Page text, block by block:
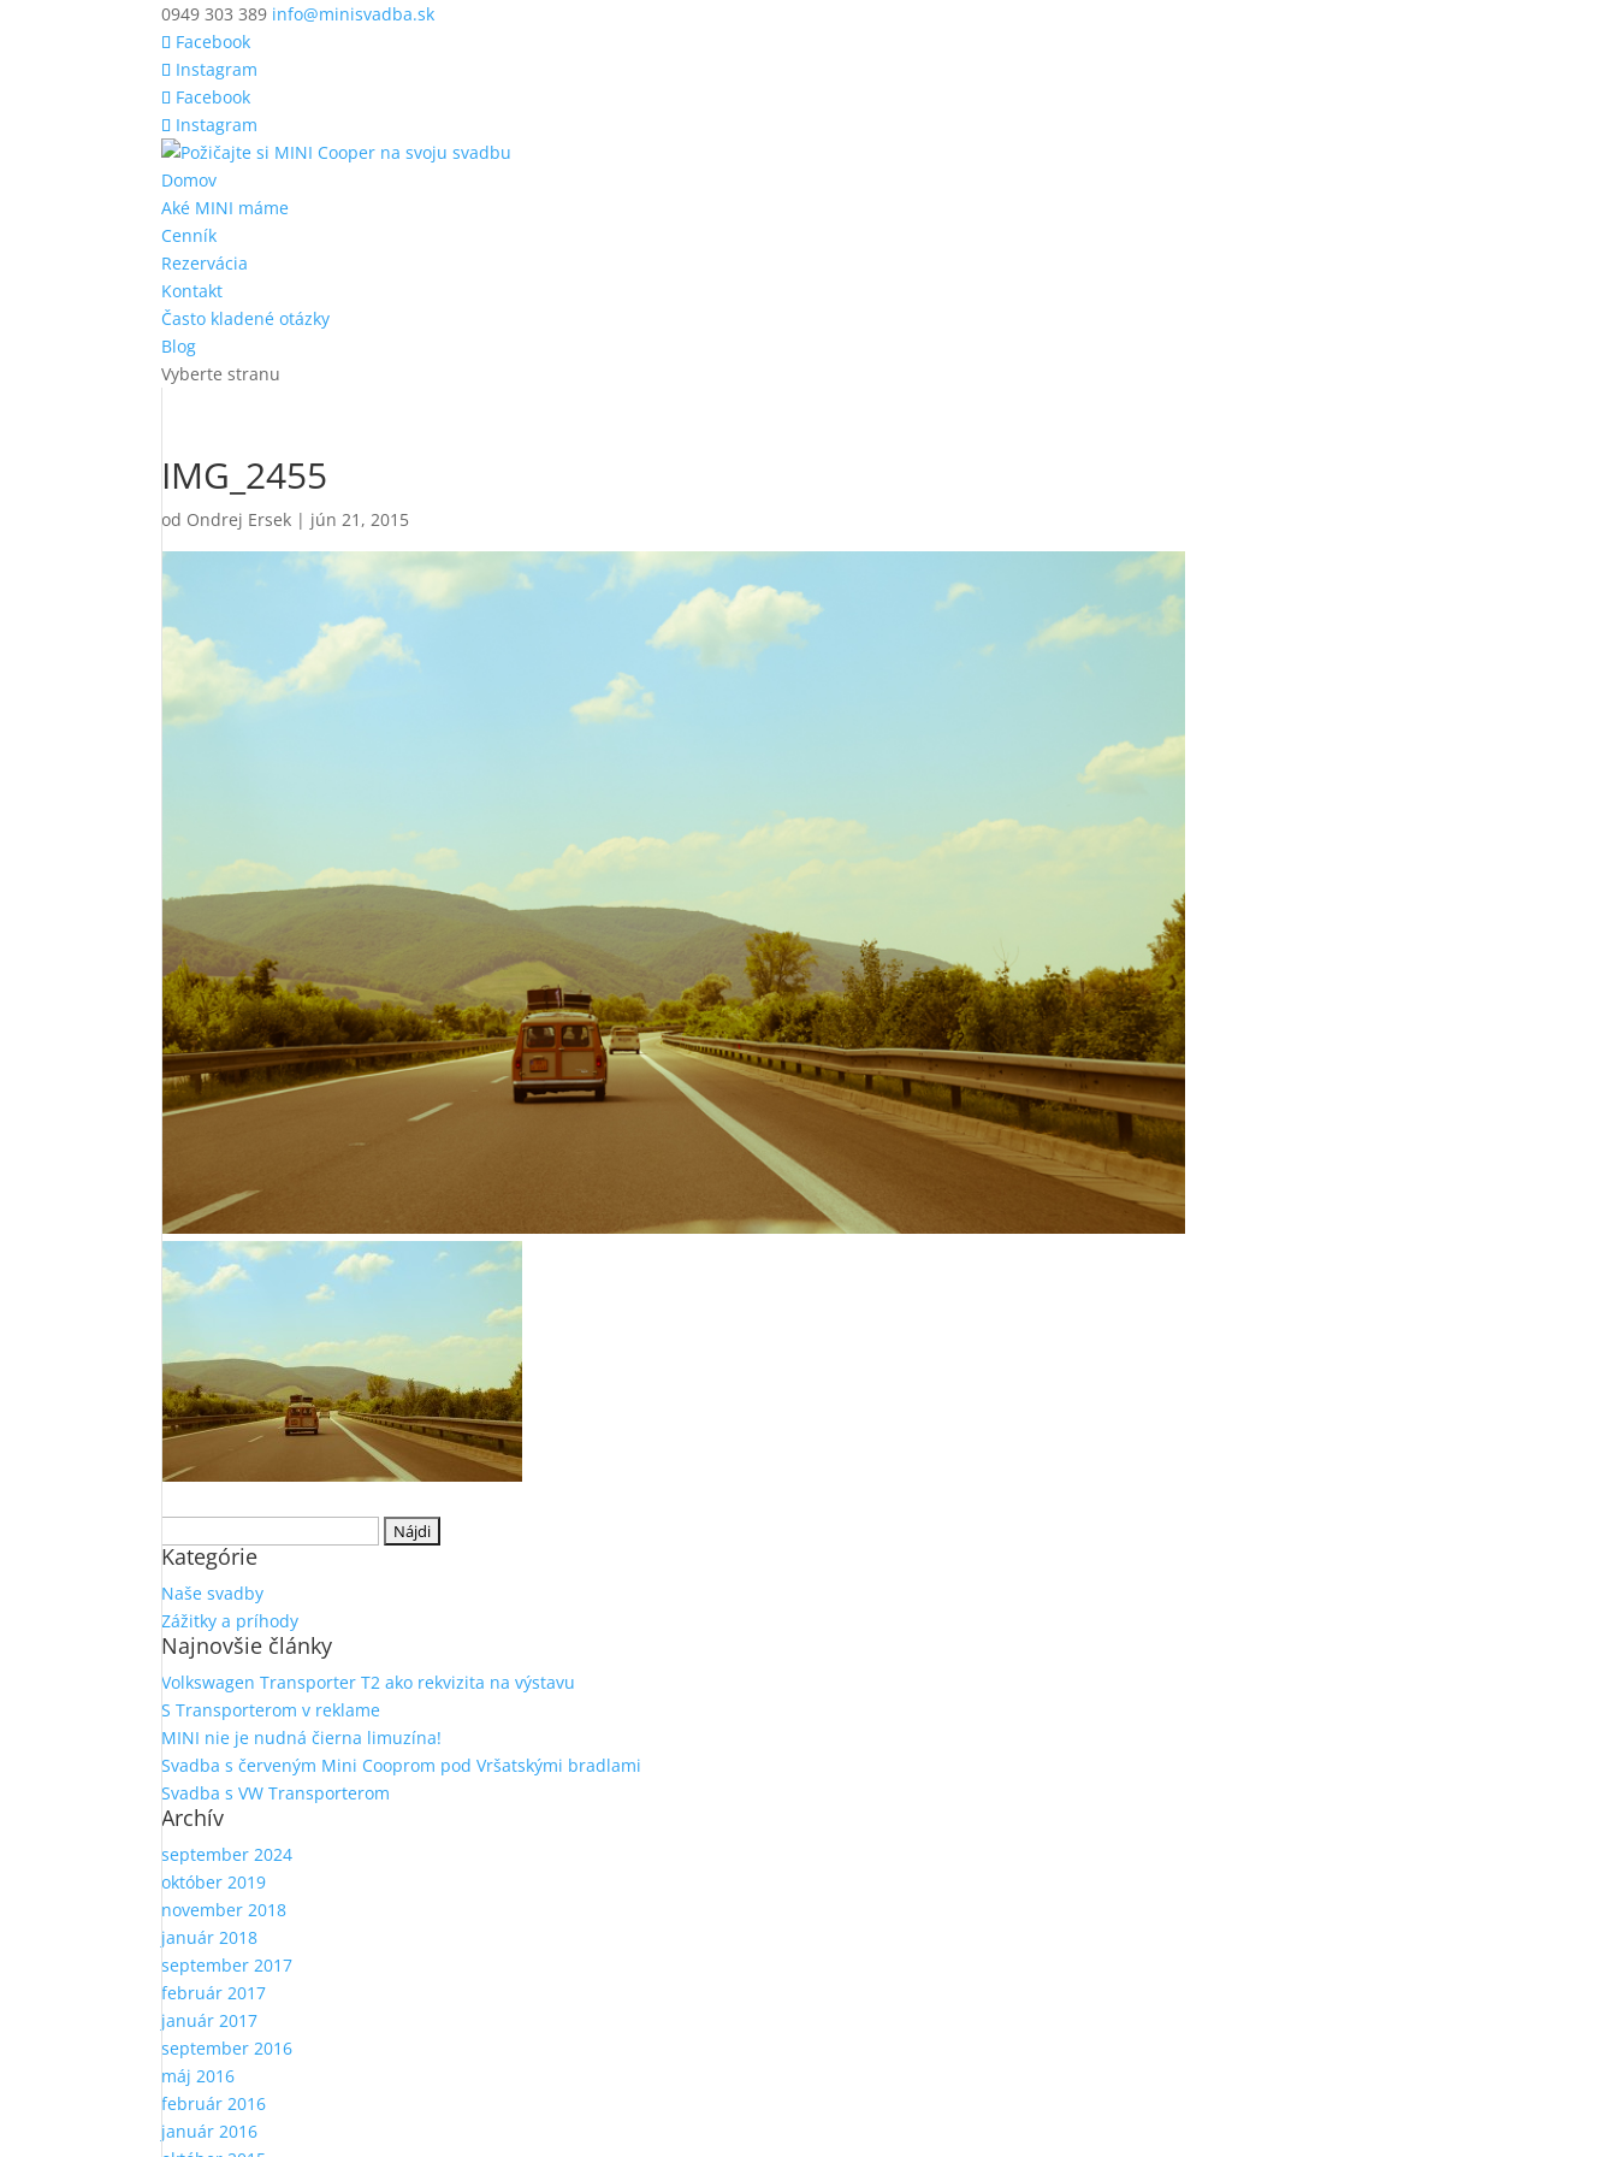
0949 303 389 info@minisvadba.sk
Facebook
Instagram
Facebook
Instagram
Domov
Aké MINI máme
Cenník
Rezervácia
Kontakt
Často kladené otázky
Blog
Vyberte stranu
IMG_2455
od Ondrej Ersek | jún 21, 2015
Kategórie
Naše svadby
Zážitky a príhody
Najnovšie články
Volkswagen Transporter T2 ako rekvizita na výstavu
S Transporterom v reklame
MINI nie je nudná čierna limuzína!
Svadba s červeným Mini Cooprom pod Vršatskými bradlami
Svadba s VW Transporterom
Archív
september 2024
október 2019
november 2018
január 2018
september 2017
február 2017
január 2017
september 2016
máj 2016
február 2016
január 2016